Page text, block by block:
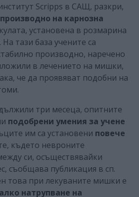
Scripps в САЩ, разкри,
производно на карнозна
установена в розмарина
тази база учените са
производно, наречено
в лечението на мишки,
че да проявяват подобни на
три месеца, опитните
подобрени умения за учене
им са установени повече
където невроните
си, осъществявайки
съобщава публикация в сп.
това при лекуваните мишки е
натрупване на